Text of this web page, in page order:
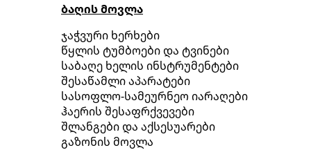
ბაღის მოვლა
ჯაჭვური ხერხები
წყლის ტუმბოები და ტვინები
საბაღე ხელის ინსტრუმენტები
შესაწამლი აპარატები
სასოფლო-სამეურნეო იარაღები
ჰაერის შესაფრქვევები
შლანგები და აქსესუარები
გაზონის მოვლა